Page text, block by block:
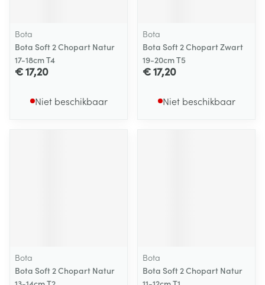
Bota
Bota Soft 2 Chopart Natur
17-18cm T4
€ 17,20
Niet beschikbaar
Bota
Bota Soft 2 Chopart Zwart
19-20cm T5
€ 17,20
Niet beschikbaar
Bota
Bota Soft 2 Chopart Natur
Bota
Bota Soft 2 Chopart Natur